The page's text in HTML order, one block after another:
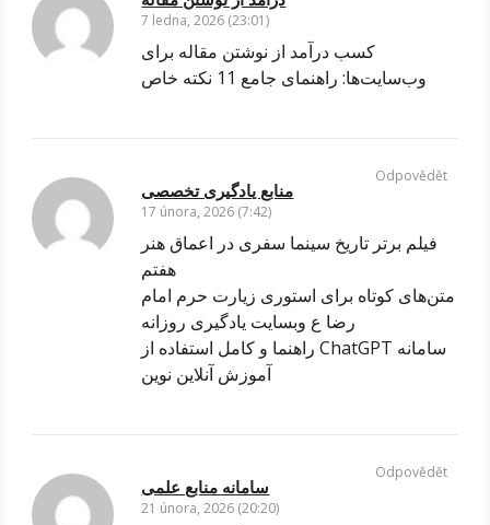
7 ledna, 2026 (23:01)
کسب درآمد از نوشتن مقاله برای
وب‌سایت‌ها: راهنمای جامع 11 نکته خاص
منابع یادگیری تخصصی
17 února, 2026 (7:42)
فیلم برتر تاریخ سینما سفری در اعماق هنر
هفتم
متن‌های کوتاه برای استوری زیارت حرم امام
رضا ع وبسایت یادگیری روزانه
راهنما و کامل استفاده از ChatGPT سامانه
آموزش آنلاین نوین
Odpovědět
سامانه منابع علمی
21 února, 2026 (20:20)
Odpovědět